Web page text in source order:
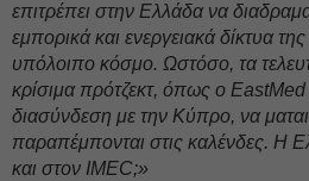
επιτρέπει στην Ελλάδα να
εμπορικά και ενεργειακά δίκτυα
υπόλοιπο κόσμο. Ωστόσο, τα
κρίσιμα πρότζεκτ, όπως ο EastMed
διασύνδεση με την Κύπρο, να
παραπέμπονται στις καλένδες. Η
και στον IMEC;»